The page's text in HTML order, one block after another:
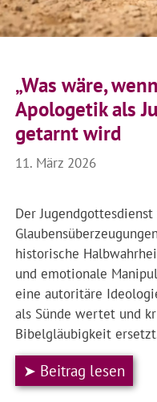
„Was wäre,
Apologetik als
getarnt wird
11. März 2026
Der
historische
und emotionale
eine autoritäre
als Sünde wertet und
Bibelgläubigkeit
➤ Beitrag lesen